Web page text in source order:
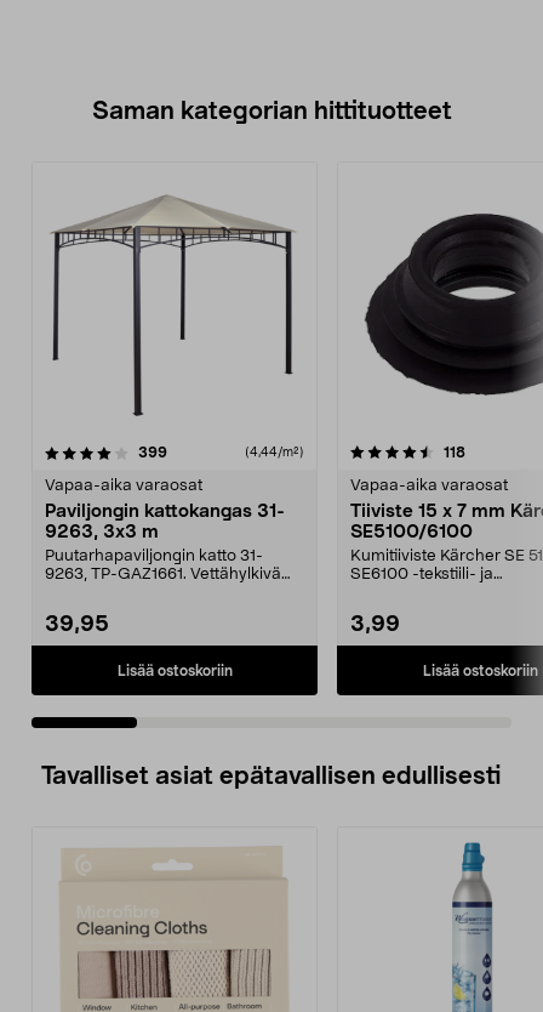
Saman kategorian hittituotteet
399arvostelut (4,44/m²)
Vapaa-aika varaosat
Paviljongin kattokangas 31-
9263, 3x3 m
Puutarhapaviljongin katto 31-
9263, TP-GAZ1661. Vettähylkivä
39,95
Lisää ostoskoriin
4.5 viidestä
118arvostelut
Vapaa-aika varaosat
Tiiviste 15 x 7 mm
SE5100/6100
Kumitiiviste Kärcher SE
SE6100 -tekstiili- ja
3,99
Lisää ostoskoriin
4.0 viidestä
Tavalliset asiat epätavallisen edullisesti